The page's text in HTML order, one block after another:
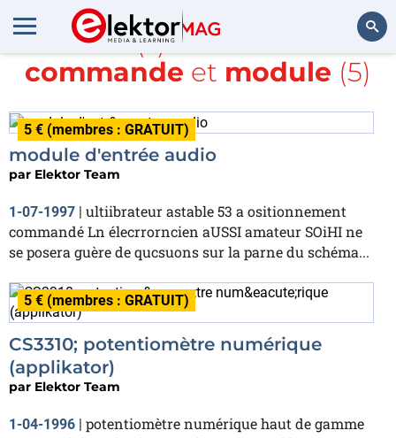
Rechercher
Article(s) avec la balise
commande et module (5)
5 € (membres : GRATUIT)
module d'entrée audio
par Elektor Team
1-07-1997 | ultiibrateur astable 53 a ositionnement
commandé Ln élecrrorncien aUSSI amateur SOiHI ne
se posera guère de qucsuons sur la parne du schéma...
5 € (membres : GRATUIT)
CS3310; potentiomètre numérique
(applikator)
par Elektor Team
1-04-1996 | potentiomètre numérique haut de gamme